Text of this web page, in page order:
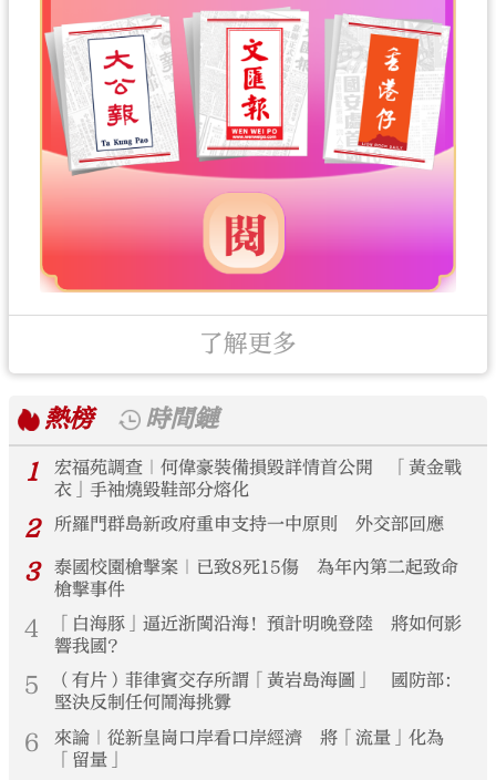
了解更多
熱榜
時間鏈
1
宏福苑調查｜何偉豪裝備損毀詳情首公開 「黃金戰
衣」手袖燒毀鞋部分熔化
2 所羅門群島新政府重申支持一中原則 外交部回應
3
泰國校園槍擊案｜已致8死15傷 為年內第二起致命
槍擊事件
4
「白海豚」逼近浙閩沿海！預計明晚登陸 將如何影
響我國？
5
（有片）菲律賓交存所謂「黃岩島海圖」 國防部：
堅決反制任何鬧海挑釁
6
來論｜從新皇崗口岸看口岸經濟 將「流量」化為
「留量」